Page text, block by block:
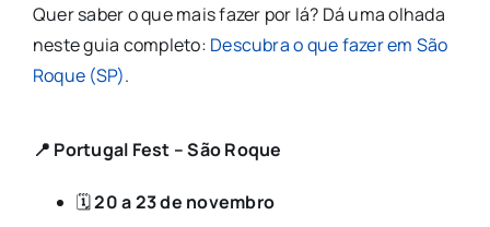
Quer saber o que mais fazer por lá? Dá uma olhada
neste guia completo: Descubra o que fazer em São
Roque (SP).
📍 Portugal Fest – São Roque
🗓️20 a 23 de novembro